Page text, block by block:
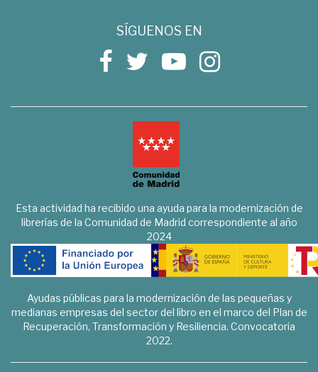
SÍGUENOS EN
Esta actividad ha recibido una ayuda para la modernización de
librerías de la Comunidad de Madrid correspondiente al año
2024
Ayudas públicas para la modernización de las pequeñas y
medianas empresas del sector del libro en el marco del Plan de
Recuperación, Transformación y Resiliencia. Convocatoria
2022.